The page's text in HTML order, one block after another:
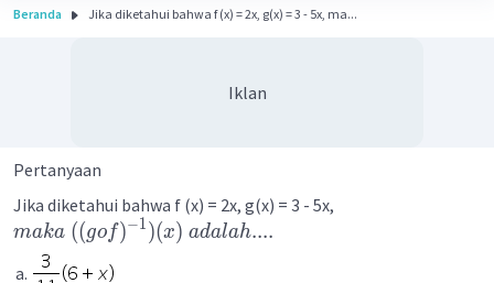
Beranda Jika diketahui bahwa f (x) = 2x, g(x) = 3 - 5x, ma...
Iklan
Pertanyaan
Jika diketahui bahwa f (x) = 2x, g(x) = 3 - 5x,
maka ((gof)−1 )(x) adalah....